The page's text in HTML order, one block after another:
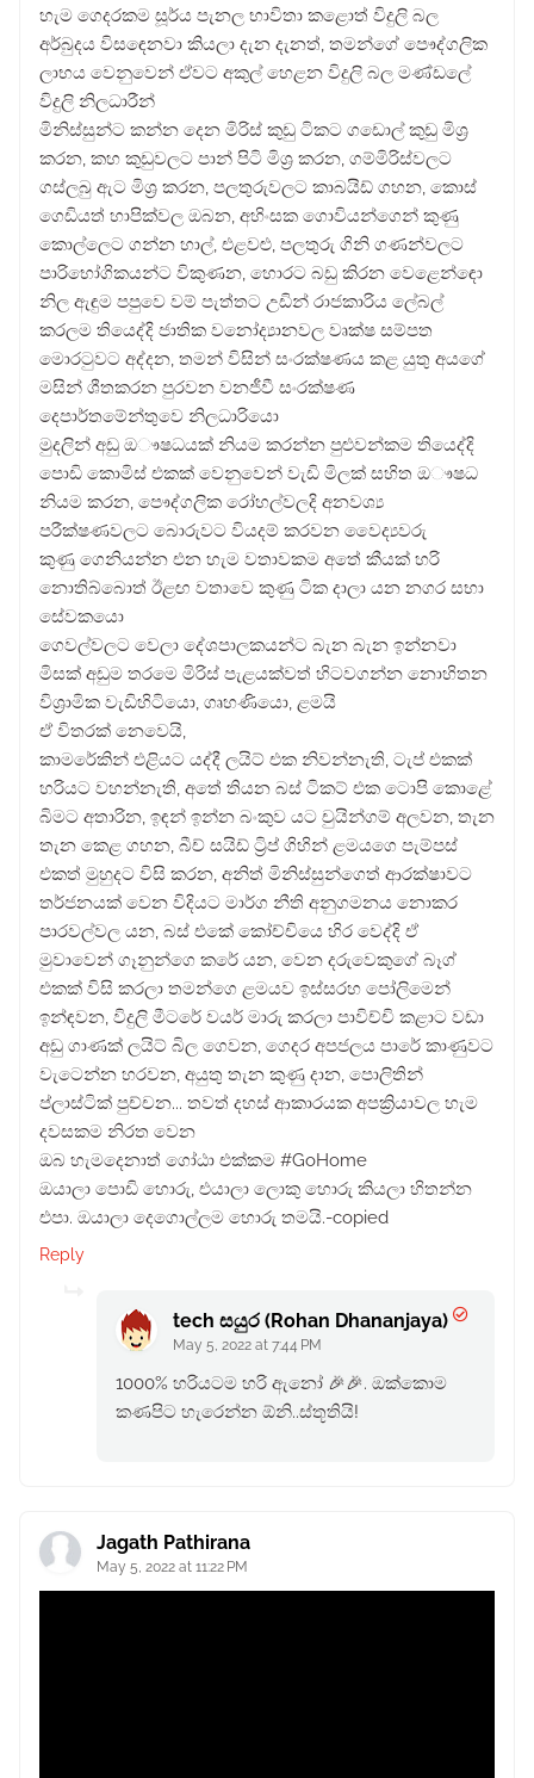
හැම ගෙදරකම සූර්ය පැනල භාවිතා කළොත් විදුලි බල
අර්බුදය විසඳෙනවා කියලා දැන දැනත්, තමන්ගේ පෞද්ගලික
ලාභය වෙනුවෙන් ඒවට අකුල් හෙළන විදුලි බල මණ්ඩලේ
විදුලි නිලධාරීන්
මිනිස්සුන්ට කන්න දෙන මිරිස් කුඩු ටිකට ගඩොල් කුඩු මිශ්‍ර
කරන, කහ කුඩුවලට පාන් පිටි මිශ්‍ර කරන, ගම්මිරිස්වලට
ගස්ලබු ඇට මිශ්‍ර කරන, පලතුරුවලට කාබයිඩ් ගහන, කොස්
ගෙඩියත් හාපික්වල ඔබන, අහිංසක ගොවියන්ගෙන් කුණු
කොල්ලෙට ගන්න හාල්, එළවළු, පලතුරු ගිනි ගණන්වලට
පාරිභෝගිකයන්ට විකුණන, හොරට බඩු කිරන වෙළෙන්ඳො
නිල ඇඳුම පපුවෙ වම් පැත්තට උඩින් රාජකාරිය ලේබල්
කරලම තියෙද්දි ජාතික වනෝද්‍යානවල වෘක්ෂ සම්පත
මොරටුවට අද්දන, තමන් විසින් සංරක්ෂණය කළ යුතු අයගේ
මසින් ශීතකරන පුරවන වනජීවී සංරක්ෂණ
දෙපාර්තමේන්තුවෙ නිලධාරියො
මුදලින් අඩු ඔෟෂධයක් නියම කරන්න පුළුවන්කම තියෙද්දි
පොඩි කොමිස් එකක් වෙනුවෙන් වැඩි මිලක් සහිත ඔෟෂධ
නියම කරන, පෞද්ගලික රෝහල්වලදි අනවශ්‍ය
පරීක්ෂණවලට බොරුවට වියදම් කරවන වෛද්‍යවරු
කුණු ගෙනියන්න එන හැම වතාවකම අතේ කීයක් හරි
නොතිබ්බොත් ඊළඟ වතාවෙ කුණු ටික දාලා යන නගර සභා
සේවකයො
ගෙවල්වලට වෙලා දේශපාලකයන්ට බැන බැන ඉන්නවා
මිසක් අඩුම තරමෙ මිරිස් පැළයක්වත් හිටවගන්න නොහිතන
විශ්‍රාමික වැඩිහිටියො, ගෘහණියො, ළමයි
ඒ විතරක් නෙවෙයි,
කාමරේකින් එළියට යද්දී ලයිට් එක නිවන්නැති, ටැප් එකක්
හරියට වහන්නැති, අතේ තියන බස් ටිකට් එක ටොපි කොළේ
බිමට අතාරින, ඉඳන් ඉන්න බංකුව යට චුයින්ගම් අලවන, තැන
තැන කෙළ ගහන, බීච් සයිඩ් ට්‍රිප් ගිහින් ළමයගෙ පැම්පස්
එකත් මුහුදට විසි කරන, අනිත් මිනිස්සුන්ගෙත් ආරක්ෂාවට
තර්ජනයක් වෙන විදියට මාර්ග නීති අනුගමනය නොකර
පාරවල්වල යන, බස් එකේ කෝච්චියෙ හිර වෙද්දි ඒ
මුවාවෙන් ගෑනුන්ගෙ කරේ යන, වෙන දරුවෙකුගේ බෑග්
එකක් විසි කරලා තමන්ගෙ ළමයව ඉස්සරහ පෝලිමෙන්
ඉන්ඳවන, විදුලි මීටරේ වයර් මාරු කරලා පාවිච්චි කළාට වඩා
අඩු ගාණක් ලයිට් බිල ගෙවන, ගෙදර අපජලය පාරේ කාණුවට
වැටෙන්න හරවන, අයුතු තැන කුණු දාන, පොලිතින්
ප්ලාස්ටික් පුච්චන... තවත් දහස් ආකාරයක අපක්‍රියාවල හැම
දවසකම නිරත වෙන
ඔබ හැමදෙනාත් ගෝඨා එක්කම #GoHome
ඔයාලා පොඩි හොරු, එයාලා ලොකු හොරු කියලා හිතන්න
එපා. ඔයාලා දෙගොල්ලම හොරු තමයි.-copied
Reply
tech සයුර (Rohan Dhananjaya)
May 5, 2022 at 7:44 PM
1000% හරියටම හරි ඇනෝ 🎉🎉. ඔක්කොම
කණපිට හැරෙන්න ඕනි..ස්තූතියි!
Jagath Pathirana
May 5, 2022 at 11:22 PM